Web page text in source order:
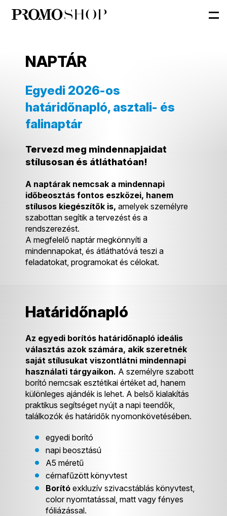
NAPTÁR
Egyedi 2026-os
határidőnapló, asztali- és
falinaptár
Tervezd meg mindennapjaidat
stílusosan és átláthatóan!
A naptárak nemcsak a mindennapi
időbeosztás fontos eszközei, hanem
stílusos kiegészítők is, amelyek személyre
szabottan segítik a tervezést és a
rendszerezést.
A megfelelő naptár megkönnyíti a
mindennapokat, és átláthatóvá teszi a
feladatokat, programokat és célokat.
Határidőnapló
Az egyedi borítós határidőnapló ideális
választás azok számára, akik szeretnék
saját stílusukat viszontlátni mindennapi
használati tárgyaikon. A személyre szabott
borító nemcsak esztétikai értéket ad, hanem
különleges ajándék is lehet. A belső kialakítás
praktikus segítséget nyújt a napi teendők,
találkozók és határidők nyomonkövetésében.
egyedi borító
napi beosztású
A5 méretű
cérnafűzött könyvtest
Borító exkluzív szivacstáblás könyvtest,
color nyomtatással, matt vagy fényes
fóliázással.